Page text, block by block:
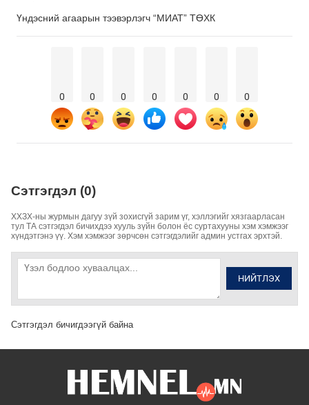
Үндэсний агаарын тээвэрлэгч “МИАТ” ТӨХК
0 0 0 0 0 0 0
Сэтгэгдэл (0)
ХХЗХ-ны журмын дагуу зүй зохисгүй зарим үг, хэллэгийг хязгаарласан
тул ТА сэтгэгдэл бичихдээ хууль зүйн болон ёс суртахууны хэм хэмжээг
хүндэтгэнэ үү. Хэм хэмжээг зөрчсөн сэтгэгдэлийг админ устгах эрхтэй.
НИЙТЛЭХ
Сэтгэгдэл бичигдээгүй байна